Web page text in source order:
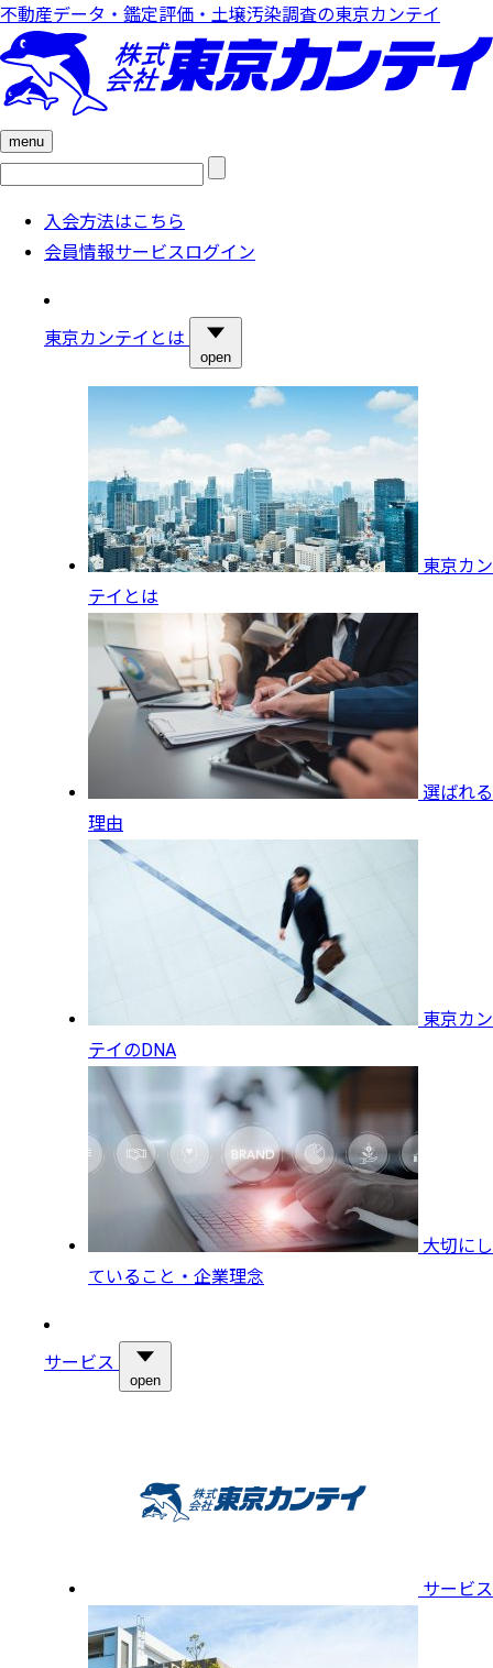
不動産データ・鑑定評価・土壌汚染調査の東京カンテイ
menu
検
入会方法はこちら
会員情報サービスログイン
東京カンテイとは
open
東京カン
テイとは
選ばれる
理由
東京カン
テイのDNA
大切にし
ていること・企業理念
サービス
open
サービス